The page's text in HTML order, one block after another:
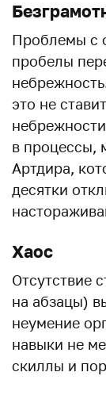
Проблемы с
пробелы
это не
в процессы,
Артдира,
десятки
Хаос
Отсутствие
на абзацы)
неумение
навыки не
скиллы и